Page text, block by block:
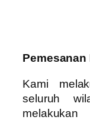
Kami
seluruh